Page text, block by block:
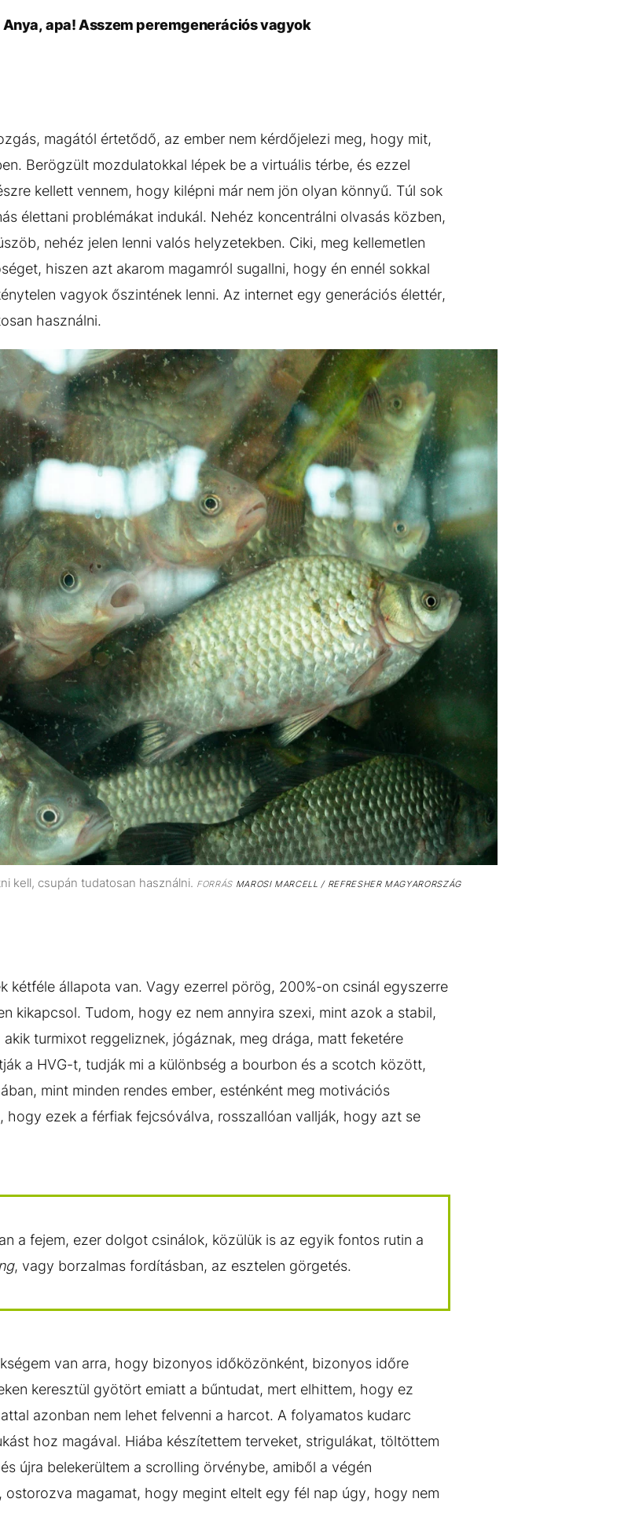
Anya, apa! Asszem peremgenerációs vagyok
magától értetődő, az ember nem kérdőjelezi meg, hogy mit,
Berögzült mozdulatokkal lépek be a virtuális térbe, és ezzel
kellett vennem, hogy kilépni már nem jön olyan könnyű. Túl sok
élettani problémákat indukál. Nehéz koncentrálni olvasás közben,
nehéz jelen lenni valós helyzetekben. Ciki, meg kellemetlen
hiszen azt akarom magamról sugallni, hogy én ennél sokkal
vagyok őszintének lenni. Az internet egy generációs élettér,
használni.
kell, csupán tudatosan használni. FORRÁSMAROSI MARCELL / REFRESHER MAGYARORSZÁG
kétféle állapota van. Vagy ezerrel pörög, 200%-on csinál egyszerre
kikapcsol. Tudom, hogy ez nem annyira szexi, mint azok a stabil,
turmixot reggeliznek, jógáznak, meg drága, matt feketére
a HVG-t, tudják mi a különbség a bourbon és a scotch között,
mint minden rendes ember, esténként meg motivációs
hogy ezek a férfiak fejcsóválva, rosszallóan vallják, hogy azt se
a fejem, ezer dolgot csinálok, közülük is az egyik fontos rutin a
, vagy borzalmas fordításban, az esztelen görgetés.
van arra, hogy bizonyos időközönként, bizonyos időre
keresztül gyötört emiatt a bűntudat, mert elhittem, hogy ez
azonban nem lehet felvenni a harcot. A folyamatos kudarc
hoz magával. Hiába készítettem terveket, strigulákat, töltöttem
újra belekerültem a scrolling örvénybe, amiből a végén
magamat, hogy megint eltelt egy fél nap úgy, hogy nem